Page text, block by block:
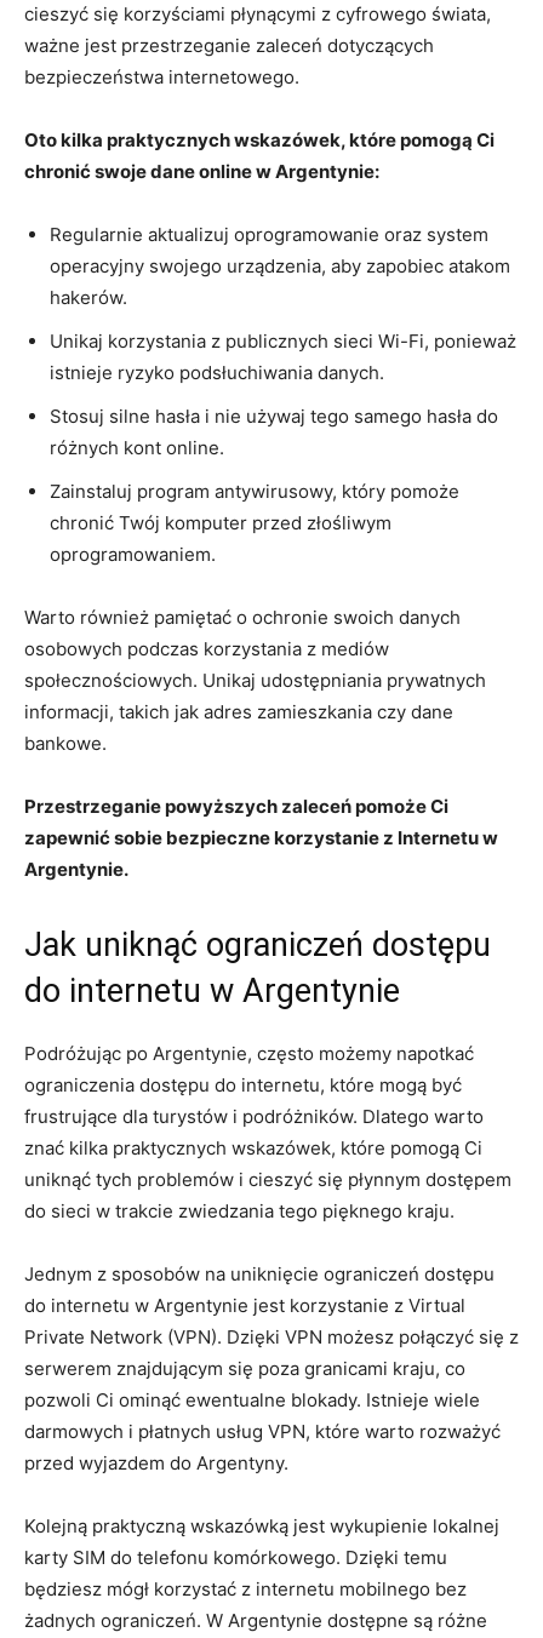
cieszyć się korzyściami płynącymi z cyfrowego świata,
ważne jest przestrzeganie zaleceń dotyczących
bezpieczeństwa internetowego.
Oto kilka praktycznych wskazówek, które pomogą Ci
chronić swoje dane online w Argentynie:
Regularnie aktualizuj oprogramowanie oraz system
operacyjny swojego urządzenia, aby zapobiec atakom
hakerów.
Unikaj korzystania z publicznych sieci Wi-Fi, ponieważ
istnieje ryzyko podsłuchiwania danych.
Stosuj silne hasła i nie używaj tego samego hasła do
różnych kont online.
Zainstaluj program antywirusowy, który pomoże
chronić Twój komputer przed złośliwym
oprogramowaniem.
Warto również pamiętać o ochronie swoich danych
osobowych podczas korzystania z mediów
społecznościowych. Unikaj udostępniania prywatnych
informacji, takich jak adres zamieszkania czy dane
bankowe.
Przestrzeganie powyższych zaleceń pomoże Ci
zapewnić sobie bezpieczne korzystanie z Internetu w
Argentynie.
Jak uniknąć ograniczeń dostępu
do internetu w Argentynie
Podróżując po Argentynie, często możemy napotkać
ograniczenia dostępu do internetu, które mogą być
frustrujące dla turystów i podróżników. Dlatego warto
znać kilka praktycznych wskazówek, które pomogą Ci
uniknąć tych problemów i cieszyć się płynnym dostępem
do sieci w trakcie zwiedzania tego pięknego kraju.
Jednym z sposobów na uniknięcie ograniczeń dostępu
do internetu w Argentynie jest korzystanie z Virtual
Private Network (VPN). Dzięki VPN możesz połączyć się z
serwerem znajdującym się poza granicami kraju, co
pozwoli Ci ominąć ewentualne blokady. Istnieje wiele
darmowych i płatnych usług VPN, które warto rozważyć
przed wyjazdem do Argentyny.
Kolejną praktyczną wskazówką jest wykupienie lokalnej
karty SIM do telefonu komórkowego. Dzięki temu
będziesz mógł korzystać z internetu mobilnego bez
żadnych ograniczeń. W Argentynie dostępne są różne